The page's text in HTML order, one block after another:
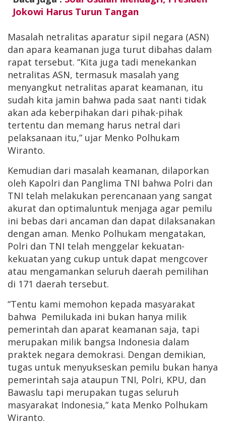
Jokowi Harus Turun Tangan
Masalah netralitas aparatur sipil negara (ASN)
dan apara keamanan juga turut dibahas dalam
rapat tersebut. “Kita juga tadi menekankan
netralitas ASN, termasuk masalah yang
menyangkut netralitas aparat keamanan, itu
sudah kita jamin bahwa pada saat nanti tidak
akan ada keberpihakan dari pihak-pihak
tertentu dan memang harus netral dari
pelaksanaan itu,” ujar Menko Polhukam
Wiranto.
Kemudian dari masalah keamanan, dilaporkan
oleh Kapolri dan Panglima TNI bahwa Polri dan
TNI telah melakukan perencanaan yang sangat
akurat dan optimaluntuk menjaga agar pemilu
ini bebas dari ancaman dan dapat dilaksanakan
dengan aman. Menko Polhukam mengatakan,
Polri dan TNI telah menggelar kekuatan-
kekuatan yang cukup untuk dapat mengcover
atau mengamankan seluruh daerah pemilihan
di 171 daerah tersebut.
“Tentu kami memohon kepada masyarakat
bahwa Pemilukada ini bukan hanya milik
pemerintah dan aparat keamanan saja, tapi
merupakan milik bangsa Indonesia dalam
praktek negara demokrasi. Dengan demikian,
tugas untuk menyukseskan pemilu bukan hanya
pemerintah saja ataupun TNI, Polri, KPU, dan
Bawaslu tapi merupakan tugas seluruh
masyarakat Indonesia,” kata Menko Polhukam
Wiranto.